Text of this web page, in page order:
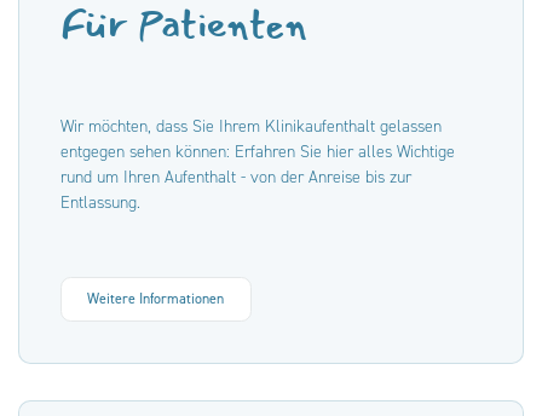
Für Patienten
Wir möchten, dass Sie Ihrem Klinikaufenthalt gelassen
entgegen sehen können: Erfahren Sie hier alles Wichtige
rund um Ihren Aufenthalt - von der Anreise bis zur
Entlassung.
Weitere Informationen